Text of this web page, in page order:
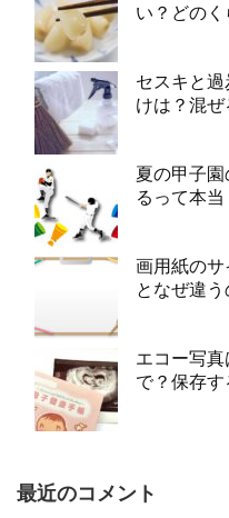
い？どのく
セスキと
けは？混ぜ
夏の甲子
るって本当
画用紙の
となぜ違
エコー写
で？保存す
最近のコメント